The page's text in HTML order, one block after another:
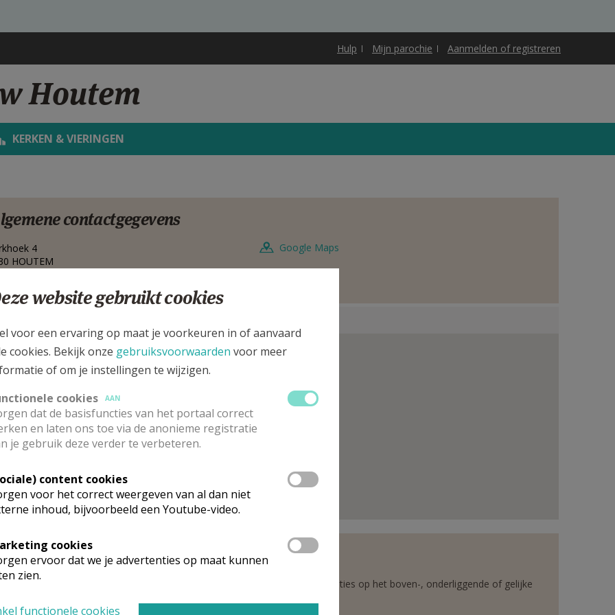
Hulp Mijn parochie Aanmelden of registreren
Houtem
KERKEN & VIERINGEN
contactgegevens
4
HOUTEM
Google Maps
4, 8630 HOUTEM
wat je zocht? Hier vind je links naar de gegevens van andere organisaties op het boven-, onderliggende of gelijke
website gebruikt cookies
voor een ervaring op maat je voorkeuren in of aanvaard
cookies. Bekijk onze gebruiksvoorwaarden voor meer
of om je instellingen te wijzigen.
cookies
AAN
dat de basisfuncties van het portaal correct
en laten ons toe via de anonieme registratie
je gebruik deze verder te verbeteren.
content cookies
voor het correct weergeven van al dan niet
inhoud, bijvoorbeeld een Youtube-video.
cookies
ervoor dat we je advertenties op maat kunnen
zien.
functionele cookies